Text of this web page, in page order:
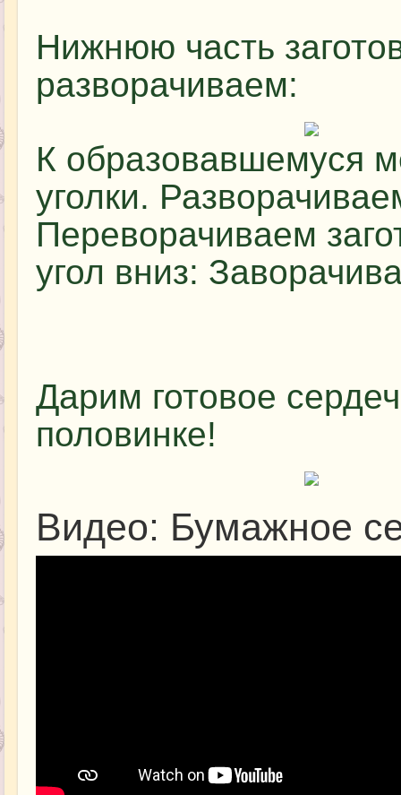
Нижнюю часть
разворачиваем:
К образовавшемуся
уголки.
Переворачиваем
угол вниз:
Дарим готовое
половинке!
Видео: Бумажное